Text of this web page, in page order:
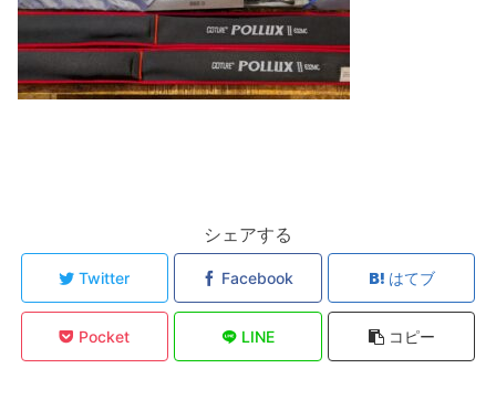
シェアする
Twitter Facebook はてブ
Pocket LINE コピー